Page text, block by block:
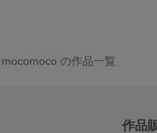
mocomoco の作品一覧
作品